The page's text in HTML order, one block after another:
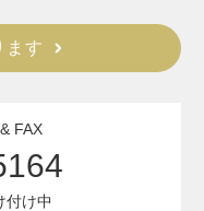
ます
FAX
付け中